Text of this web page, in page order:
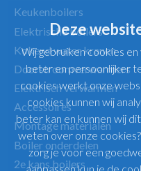
Keukenboilers
Elektrische boilers
Kokend water kranen
Doorstroomverwarmers
Elektrisch verwarmen
Accessoires
Montage materialen
Boiler onderdelen
2e kans boilers
Deze
Wij gebruiken cookies
beter en persoonlijker
cookies werkt onze
cookies kunnen wij
beter kan en kunnen wij
weten over onze
zorg je voor een